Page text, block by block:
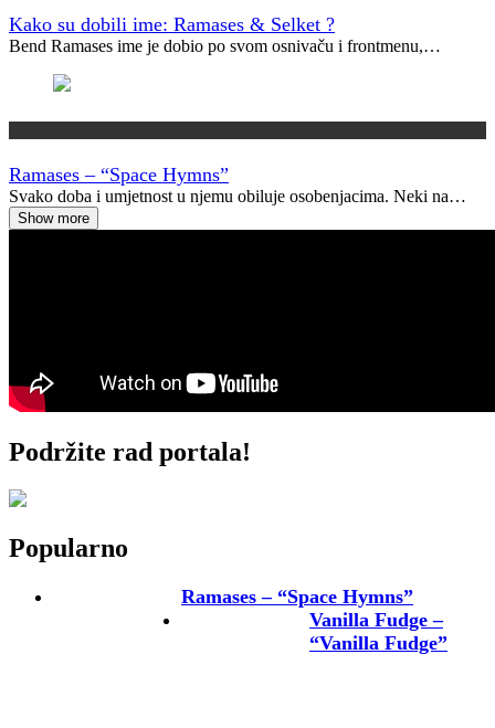
Kako su dobili ime: Ramases & Selket ?
Bend Ramases ime je dobio po svom osnivaču i frontmenu,…
Ramases – “Space Hymns”
Svako doba i umjetnost u njemu obiluje osobenjacima. Neki na…
Show more
Podržite rad portala!
Popularno
Ramases – “Space Hymns”
Vanilla Fudge –
“Vanilla Fudge”